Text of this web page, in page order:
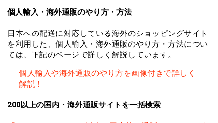
個人輸入・海外通販のやり方・方法
日本への配送に対応している海外のショッピングサイト
を利用した、個人輸入・海外通販のやり方・方法につい
ては、下記のページで詳しく解説しています。
個人輸入や海外通販のやり方を画像付きで詳しく
解説！
200以上の国内・海外通販サイトを一括検索